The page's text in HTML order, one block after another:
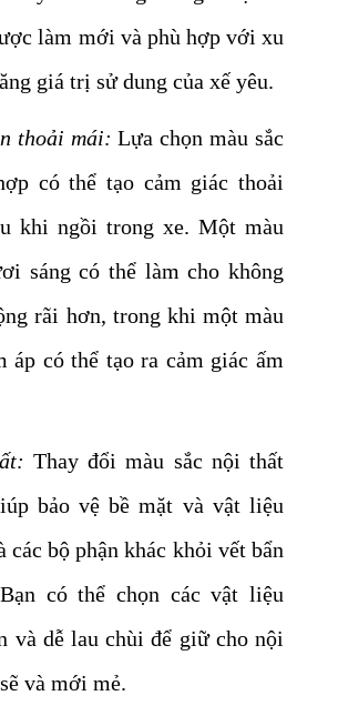
làm mới và phù hợp với xu
giá trị sử dung của xế yêu.
thoải mái:Lựa chọn màu sắc
có thể tạo cảm giác thoải
khi ngồi trong xe. Một màu
sáng có thể làm cho không
rãi hơn, trong khi một màu
áp có thể tạo ra cảm giác ấm
Thay đổi màu sắc nội thất
bảo vệ bề mặt và vật liệu
các bộ phận khác khỏi vết bẩn
có thể chọn các vật liệu
và dễ lau chùi để giữ cho nội
và mới mẻ.